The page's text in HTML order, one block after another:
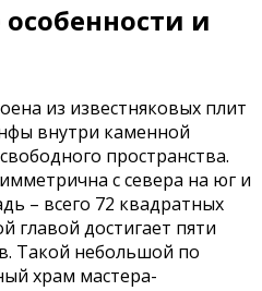
и
из известняковых плит
внутри каменной
пространства.
с севера на юг и
– всего 72 квадратных
главой достигает пяти
Такой небольшой по
храм мастера-